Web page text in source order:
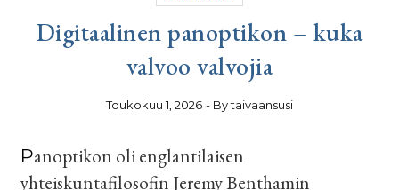
Digitaalinen panoptikon – kuka
valvoo valvojia
Toukokuu 1, 2026 - Bytaivaansusi
Panoptikon oli englantilaisen
yhteiskuntafilosofin Jeremy Benthamin